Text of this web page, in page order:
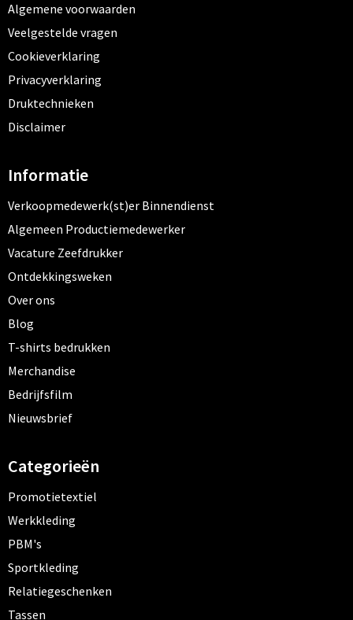
Algemene voorwaarden
Veelgestelde vragen
Cookieverklaring
Privacyverklaring
Druktechnieken
Disclaimer
Informatie
Verkoopmedewerk(st)er Binnendienst
Algemeen Productiemedewerker
Vacature Zeefdrukker
Ontdekkingsweken
Over ons
Blog
T-shirts bedrukken
Merchandise
Bedrijfsfilm
Nieuwsbrief
Categorieën
Promotietextiel
Werkkleding
PBM's
Sportkleding
Relatiegeschenken
Tassen